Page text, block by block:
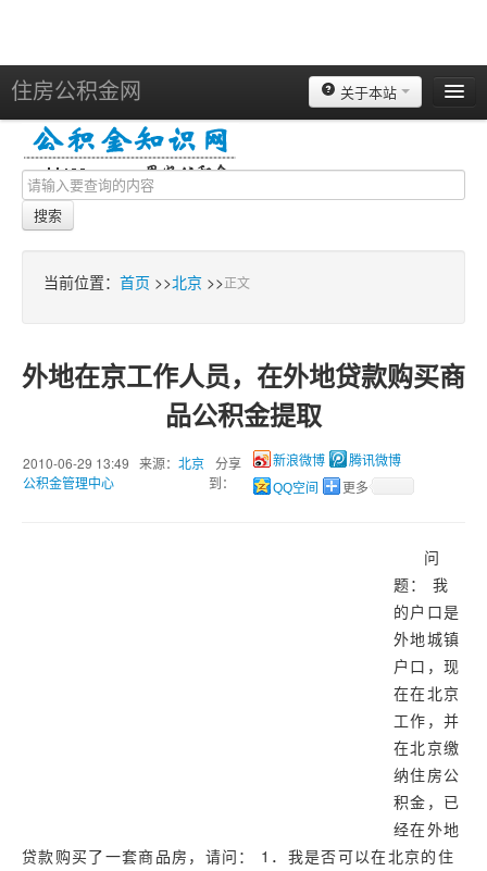
住房公积金网 关于本站
北京
上海
天津
苏州
深圳
宁波
济南
搜索
当前位置： 首页 >>北京 >>正文
外地在京工作人员，在外地贷款购买商
品公积金提取
2010-06-29 13:49 来源： 北京
公积金管理中心
分享
到：
新浪微博
腾讯微博
QQ空间
更多
问
题： 我
的户口是
外地城镇
户口，现
在在北京
工作，并
在北京缴
纳住房公
积金，已
经在外地
贷款购买了一套商品房，请问： 1．我是否可以在北京的住